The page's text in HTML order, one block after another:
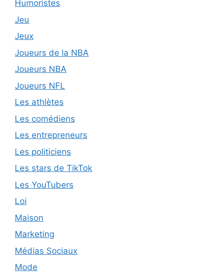
Humoristes
Jeu
Jeux
Joueurs de la NBA
Joueurs NBA
Joueurs NFL
Les athlètes
Les comédiens
Les entrepreneurs
Les politiciens
Les stars de TikTok
Les YouTubers
Loi
Maison
Marketing
Médias Sociaux
Mode